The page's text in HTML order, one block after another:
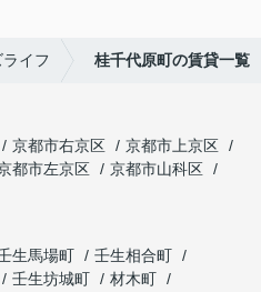
イフ 桂千代原町の賃貸一覧
京都市右京区
京都市上京区
都市左京区
京都市山科区
生馬場町
壬生相合町
壬生坊城町
材木町